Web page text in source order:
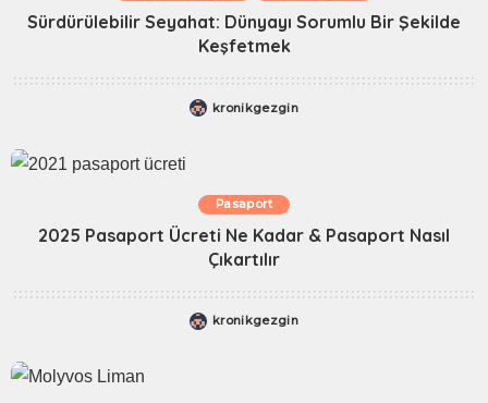
Sürdürülebilir Seyahat: Dünyayı Sorumlu Bir Şekilde
Keşfetmek
kronikgezgin
Pasaport
2025 Pasaport Ücreti Ne Kadar & Pasaport Nasıl
Çıkartılır
kronikgezgin